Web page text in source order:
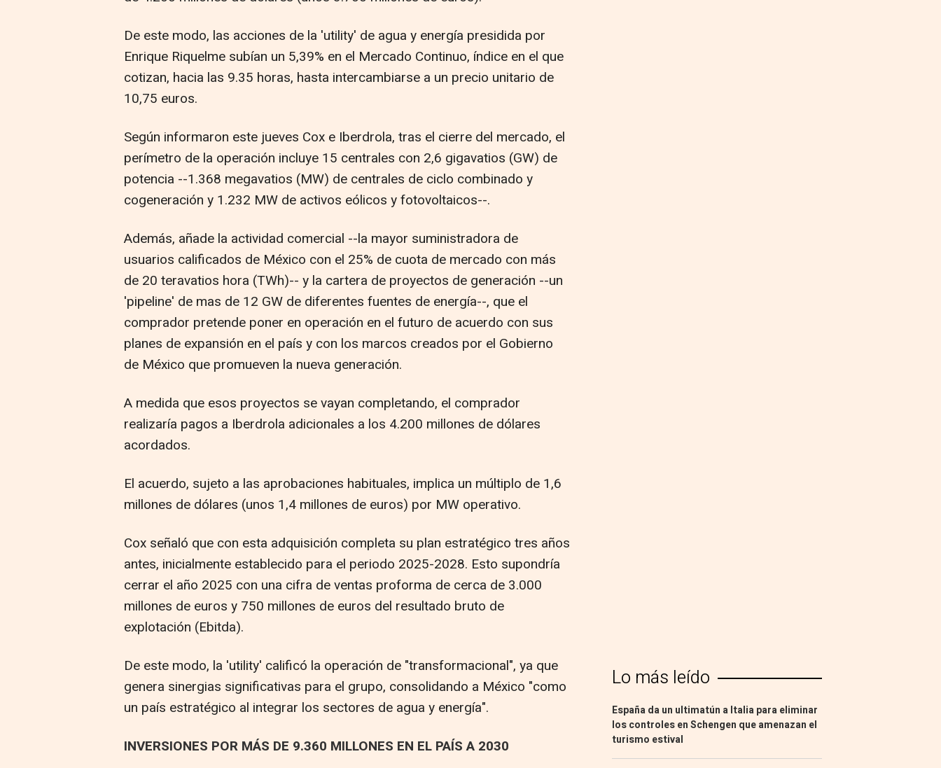
De este modo, las acciones de la 'utility' de agua y energía presidida por
Enrique Riquelme subían un 5,39% en el Mercado Continuo, índice en el que
cotizan, hacia las 9.35 horas, hasta intercambiarse a un precio unitario de
10,75 euros.
Según informaron este jueves Cox e Iberdrola, tras el cierre del mercado, el
perímetro de la operación incluye 15 centrales con 2,6 gigavatios (GW) de
potencia --1.368 megavatios (MW) de centrales de ciclo combinado y
cogeneración y 1.232 MW de activos eólicos y fotovoltaicos--.
Además, añade la actividad comercial --la mayor suministradora de
usuarios calificados de México con el 25% de cuota de mercado con más
de 20 teravatios hora (TWh)-- y la cartera de proyectos de generación --un
'pipeline' de mas de 12 GW de diferentes fuentes de energía--, que el
comprador pretende poner en operación en el futuro de acuerdo con sus
planes de expansión en el país y con los marcos creados por el Gobierno
de México que promueven la nueva generación.
A medida que esos proyectos se vayan completando, el comprador
realizaría pagos a Iberdrola adicionales a los 4.200 millones de dólares
acordados.
El acuerdo, sujeto a las aprobaciones habituales, implica un múltiplo de 1,6
millones de dólares (unos 1,4 millones de euros) por MW operativo.
Cox señaló que con esta adquisición completa su plan estratégico tres años
antes, inicialmente establecido para el periodo 2025-2028. Esto supondría
cerrar el año 2025 con una cifra de ventas proforma de cerca de 3.000
millones de euros y 750 millones de euros del resultado bruto de
explotación (Ebitda).
De este modo, la 'utility' calificó la operación de "transformacional", ya que
genera sinergias significativas para el grupo, consolidando a México "como
un país estratégico al integrar los sectores de agua y energía".
INVERSIONES POR MÁS DE 9.360 MILLONES EN EL PAÍS A 2030
Lo más leído
España da un ultimatún a Italia para eliminar
los controles en Schengen que amenazan el
turismo estival